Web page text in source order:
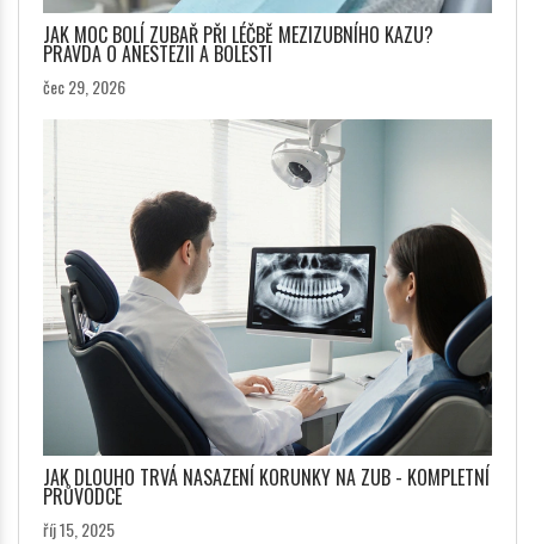
JAK MOC BOLÍ ZUBAŘ PŘI LÉČBĚ MEZIZUBNÍHO KAZU?
PRAVDA O ANESTEZII A BOLESTI
čec 29, 2026
JAK DLOUHO TRVÁ NASAZENÍ KORUNKY NA ZUB - KOMPLETNÍ
PRŮVODCE
říj 15, 2025